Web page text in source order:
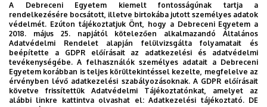
Cím
4032 Debrecen Nagyerdei
körút 98
Épület Fogászati Tömb
Emelet, ajtó
földszint (Dentoalveoláris
Sebészeti Szakrendelés)
A Debreceni Egyetem kiemelt fontosságúnak tartja a
rendelkezésére bocsátott, illetve birtokába jutott személyes adatok
védelmét. Ezúton tájékoztatjuk Önt, hogy a Debreceni Egyetem a
2018. május 25. napjától kötelezően alkalmazandó Általános
Adatvédelmi Rendelet alapján felülvizsgálta folyamatait és
beépítette a GDPR előírásait az adatkezelési és adatvédelmi
tevékenységébe. A felhasználók személyes adatait a Debreceni
Egyetem korábban is teljes körültekintéssel kezelte, megfelelve az
érvényben lévő adatkezelési szabályozásoknak. A GDPR előírásait
követve frissítettük Adatvédelmi Tájékoztatónkat, amelyet az
alábbi linkre kattintva olvashat el:Adatkezelési tájékoztató. DE